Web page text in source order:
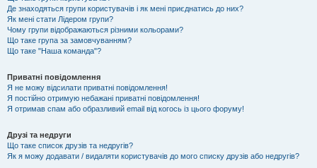
Де знаходяться групи користувачів і як мені приєднатись до них?
Як мені стати Лідером групи?
Чому групи відображаються різними кольорами?
Що таке група за замовчуванням?
Що таке "Наша команда"?
Приватні повідомлення
Я не можу відсилати приватні повідомлення!
Я постійно отримую небажані приватні повідомлення!
Я отримав спам або образливий email від когось із цього форуму!
Друзі та недруги
Що таке список друзів та недругів?
Як я можу додавати / видаляти користувачів до мого списку друзів або недругів?